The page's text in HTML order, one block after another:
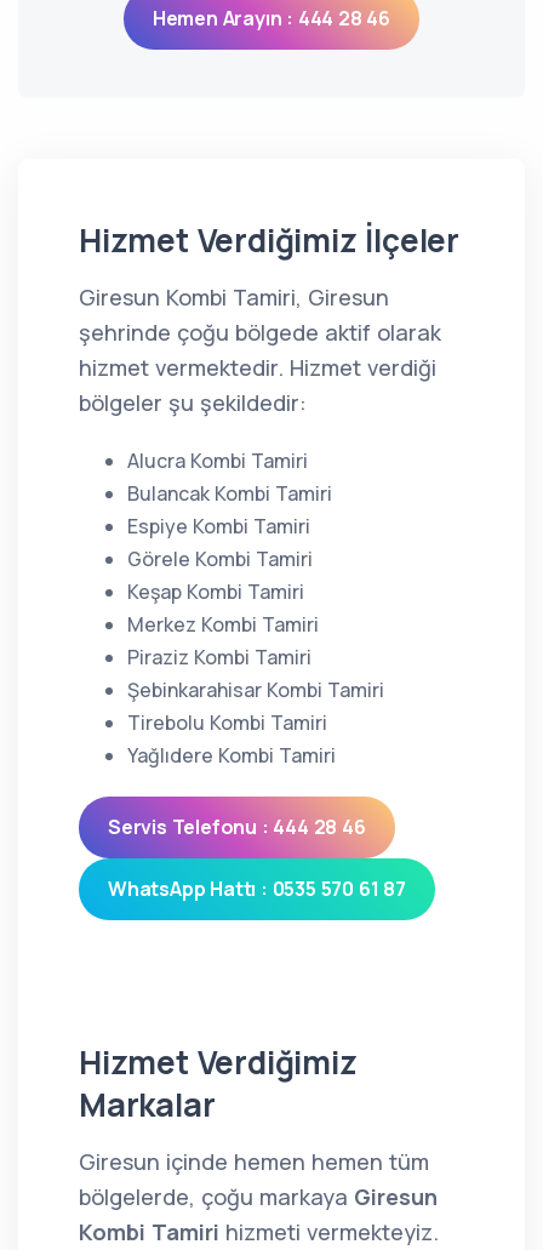
Hemen Arayın : 444 28 46
Hizmet Verdiğimiz İlçeler
Giresun Kombi Tamiri, Giresun
şehrinde çoğu bölgede aktif olarak
hizmet vermektedir. Hizmet verdiği
bölgeler şu şekildedir:
Alucra Kombi Tamiri
Bulancak Kombi Tamiri
Espiye Kombi Tamiri
Görele Kombi Tamiri
Keşap Kombi Tamiri
Merkez Kombi Tamiri
Piraziz Kombi Tamiri
Şebinkarahisar Kombi Tamiri
Tirebolu Kombi Tamiri
Yağlıdere Kombi Tamiri
Servis Telefonu : 444 28 46
WhatsApp Hattı : 0535 570 61 87
Hizmet Verdiğimiz
Markalar
Giresun içinde hemen hemen tüm
bölgelerde, çoğu markaya Giresun
Kombi Tamiri hizmeti vermekteyiz.